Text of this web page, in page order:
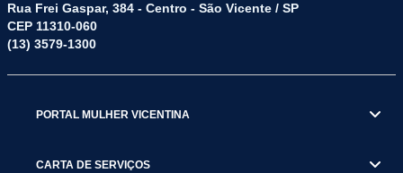
Rua Frei Gaspar, 384 - Centro - São Vicente / SP
CEP 11310-060
(13) 3579-1300
PORTAL MULHER VICENTINA
CARTA DE SERVIÇOS